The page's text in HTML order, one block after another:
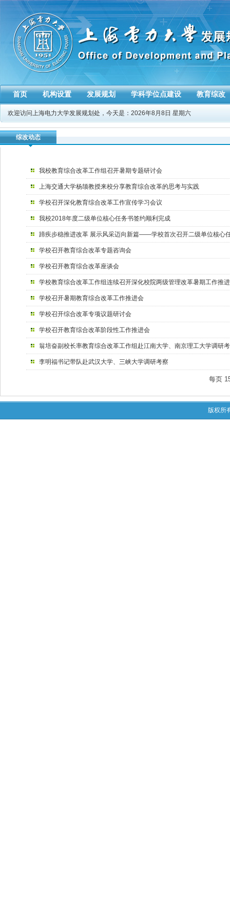
首页 机构设置 发展规划 学科学位点建设 教育综改
欢迎访问上海电力大学发展规划处，今天是： 2026年8月8日 星期六
综改动态
我校教育综合改革工作组召开暑期专题研讨会
上海交通大学杨颉教授来校分享教育综合改革的思考与实践
学校召开深化教育综合改革工作宣传学习会议
我校2018年度二级单位核心任务书签约顺利完成
蹄疾步稳推进改革 展示风采迈向新篇——学校首次召开二级单位核心
学校召开教育综合改革专题咨询会
学校召开教育综合改革座谈会
学校教育综合改革工作组连续召开深化校院两级管理改革暑期工作推
学校召开暑期教育综合改革工作推进会
学校召开综合改革专项议题研讨会
学校召开教育综合改革阶段性工作推进会
翁培奋副校长率教育综合改革工作组赴江南大学、南京理工大学调研
李明福书记带队赴武汉大学、三峡大学调研考察
每页
版权所